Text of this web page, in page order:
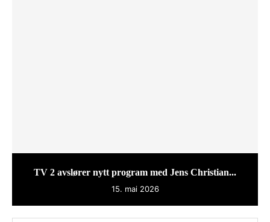
TV 2 avslører nytt program med Jens Christian...
15. mai 2026